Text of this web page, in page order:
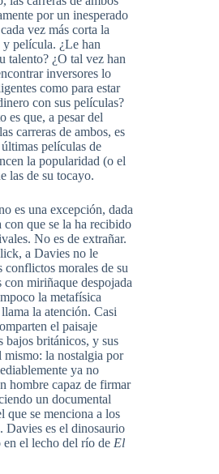
por un inesperado
vez más corta la
y película. ¿Le han
talento? ¿O tal vez han
inversores lo
como para estar
con sus películas?
es que, a pesar del
carreras de ambos, es
películas de
la popularidad (o el
las de su tocayo.
es una excepción, dada
que se la ha recibido
No es de extrañar.
a Davies no le
conflictos morales de su
con miriñaque despojada
la metafísica
la atención. Casi
el paisaje
bajos británicos, y sus
mismo: la nostalgia por
ya no
hombre capaz de firmar
un documental
que se menciona a los
Davies es el dinosaurio
el lecho del río de El